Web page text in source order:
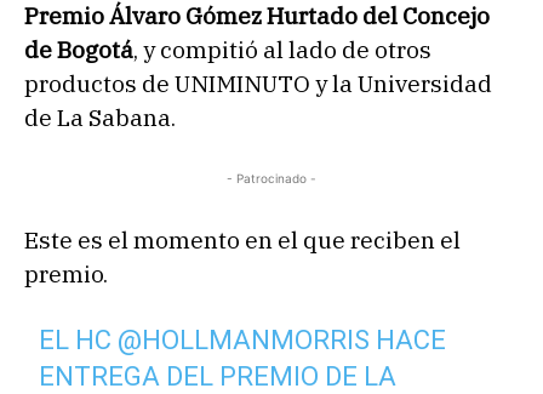
Premio Álvaro Gómez Hurtado del Concejo
de Bogotá, y compitió al lado de otros
productos de UNIMINUTO y la Universidad
de La Sabana.
- Patrocinado -
Este es el momento en el que reciben el
premio.
EL HC @HOLLMANMORRIS HACE
ENTREGA DEL PREMIO DE LA